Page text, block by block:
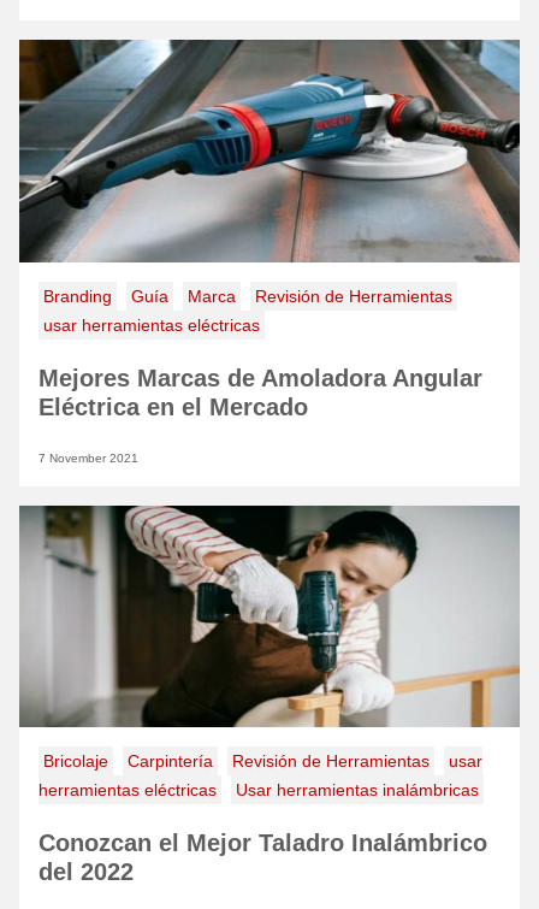
Branding Guía Marca
Revisión de Herramientas
usar herramientas eléctricas
Mejores Marcas de Amoladora Angular
Eléctrica en el Mercado
7 November 2021
Bricolaje Carpintería Revisión de Herramientas
usar
herramientas eléctricas
Usar herramientas inalámbricas
Conozcan el Mejor Taladro Inalámbrico
del 2022